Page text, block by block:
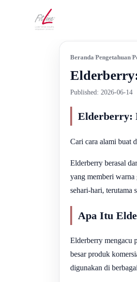
Beranda Pengetahuan
Published: 2026-06-14
Elderberry:
Cari cara alami buat
Elderberry berasal
yang memberi warna
sehari-hari, terutama
Apa Itu
Elderberry mengacu
besar produk
digunakan di